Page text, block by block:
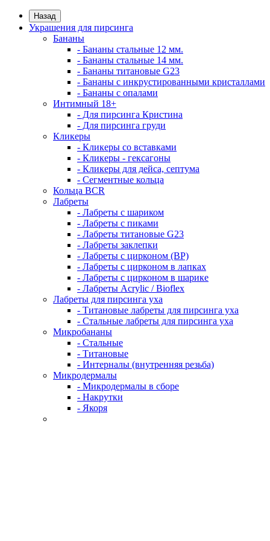
Назад
Украшения для пирсинга
Бананы
- Бананы стальные 12 мм.
- Бананы стальные 14 мм.
- Бананы титановые G23
- Бананы с инкрустированными кристаллами
- Бананы с опалами
Интимный 18+
- Для пирсинга Кристина
- Для пирсинга груди
Кликеры
- Кликеры со вставками
- Кликеры - гексагоны
- Кликеры для дейса, септума
- Сегментные кольца
Кольца BCR
Лабреты
- Лабреты с шариком
- Лабреты с пиками
- Лабреты титановые G23
- Лабреты заклепки
- Лабреты с цирконом (ВР)
- Лабреты с цирконом в лапках
- Лабреты с цирконом в шарике
- Лабреты Acrylic / Bioflex
Лабреты для пирсинга уха
- Титановые лабреты для пирсинга уха
- Стальные лабреты для пирсинга уха
Микробананы
- Стальные
- Титановые
- Интерналы (внутренняя резьба)
Микродермалы
- Микродермалы в сборе
- Накрутки
- Якоря